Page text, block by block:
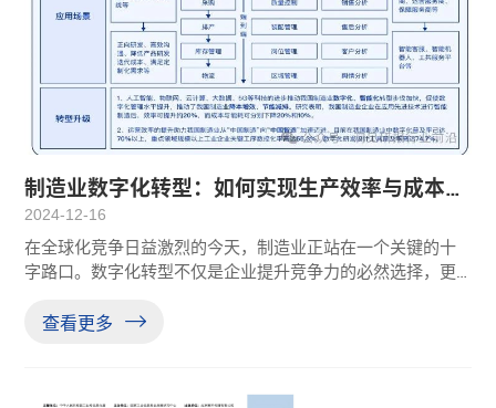
制造业数字化转型：如何实现生产效率与成本的
双重优化？
2024-12-16
在全球化竞争日益激烈的今天，制造业正站在一个关键的十
字路口。数字化转型不仅是企业提升竞争力的必然选择，更
重构，制造业数字化转型已成为世界经济强国关注的焦点和
查看更多